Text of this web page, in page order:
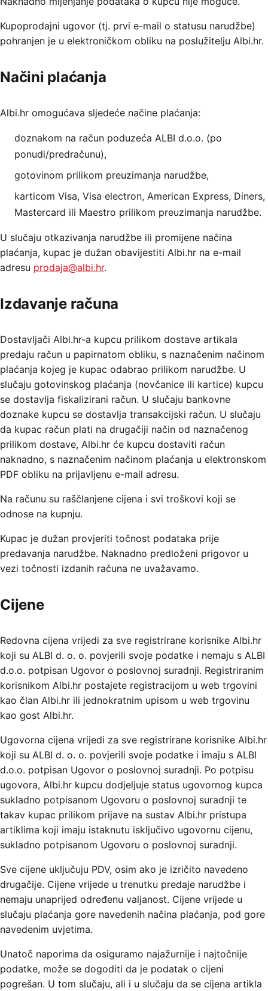
Kupoprodajni ugovor (tj. prvi e-mail o statusu narudžbe)
pohranjen je u elektroničkom obliku na poslužitelju Albi.hr.
Načini plaćanja
Albi.hr omogućava sljedeće načine plaćanja:
doznakom na račun poduzeća ALBI d.o.o. (po
ponudi/predračunu),
gotovinom prilikom preuzimanja narudžbe,
karticom Visa, Visa electron, American Express, Diners,
Mastercard ili Maestro prilikom preuzimanja narudžbe.
U slučaju otkazivanja narudžbe ili promijene načina
plaćanja, kupac je dužan obavijestiti Albi.hr na e-mail
adresu prodaja@albi.hr.
Izdavanje računa
Dostavljači Albi.hr-a kupcu prilikom dostave artikala
predaju račun u papirnatom obliku, s naznačenim načinom
plaćanja kojeg je kupac odabrao prilikom narudžbe. U
slučaju gotovinskog plaćanja (novčanice ili kartice) kupcu
se dostavlja fiskalizirani račun. U slučaju bankovne
doznake kupcu se dostavlja transakcijski račun. U slučaju
da kupac račun plati na drugačiji način od naznačenog
prilikom dostave, Albi.hr će kupcu dostaviti račun
naknadno, s naznačenim načinom plaćanja u elektronskom
PDF obliku na prijavljenu e-mail adresu.
Na računu su raščlanjene cijena i svi troškovi koji se
odnose na kupnju.
Kupac je dužan provjeriti točnost podataka prije
predavanja narudžbe. Naknadno predloženi prigovor u
vezi točnosti izdanih računa ne uvažavamo.
Cijene
Redovna cijena vrijedi za sve registrirane korisnike Albi.hr
koji su ALBI d. o. o. povjerili svoje podatke i nemaju s ALBI
d.o.o. potpisan Ugovor o poslovnoj suradnji. Registriranim
korisnikom Albi.hr postajete registracijom u web trgovini
kao član Albi.hr ili jednokratnim upisom u web trgovinu
kao gost Albi.hr.
Ugovorna cijena vrijedi za sve registrirane korisnike Albi.hr
koji su ALBI d. o. o. povjerili svoje podatke i imaju s ALBI
d.o.o. potpisan Ugovor o poslovnoj suradnji. Po potpisu
ugovora, Albi.hr kupcu dodjeljuje status ugovornog kupca
sukladno potpisanom Ugovoru o poslovnoj suradnji te
takav kupac prilikom prijave na sustav Albi.hr pristupa
artiklima koji imaju istaknutu isključivo ugovornu cijenu,
sukladno potpisanom Ugovoru o poslovnoj suradnji.
Sve cijene uključuju PDV, osim ako je izričito navedeno
drugačije. Cijene vrijede u trenutku predaje narudžbe i
nemaju unaprijed određenu valjanost. Cijene vrijede u
slučaju plaćanja gore navedenih načina plaćanja, pod gore
navedenim uvjetima.
Unatoč naporima da osiguramo najažurnije i najtočnije
podatke, može se dogoditi da je podatak o cijeni
pogrešan. U tom slučaju, ali i u slučaju da se cijena artikla